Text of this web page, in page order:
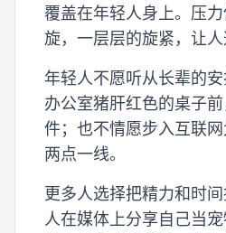
覆盖在年轻人身上。压
旋，一层层的旋紧，让人
年轻人不愿听从长辈的
办公室猪肝红色的桌子
件；也不情愿步入互联
两点一线。
更多人选择把精力和时
人在媒体上分享自己当